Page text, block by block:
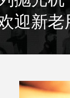
迎新老